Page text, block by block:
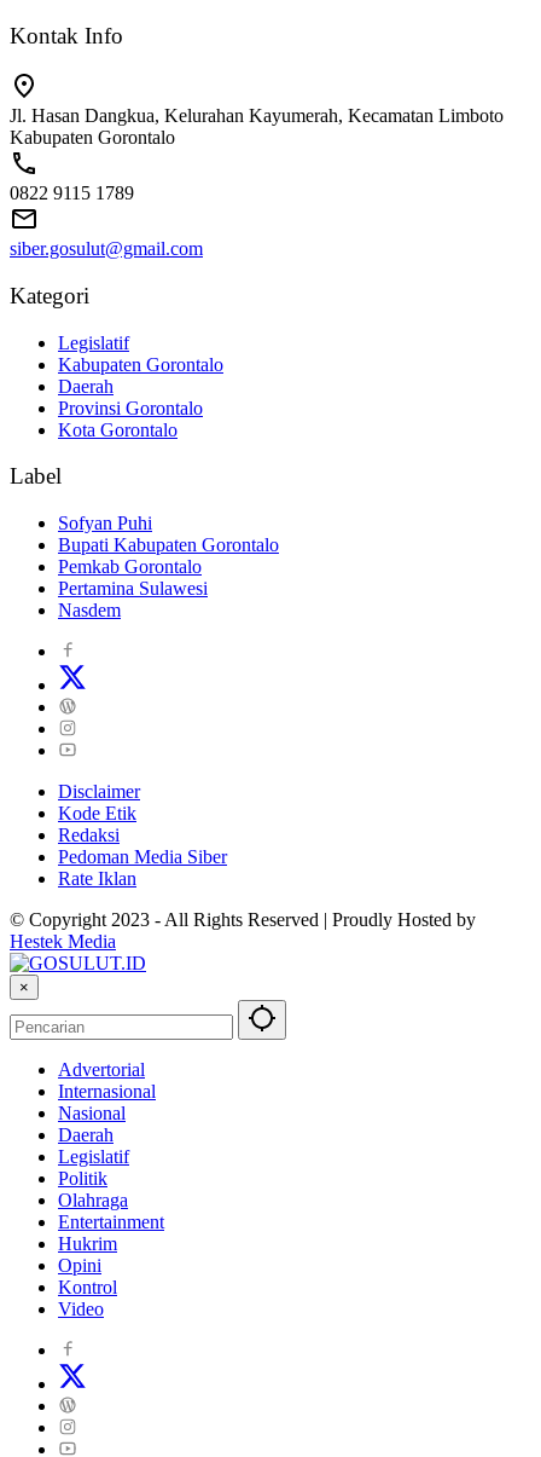
Kontak Info
Jl. Hasan Dangkua, Kelurahan Kayumerah, Kecamatan Limboto
Kabupaten Gorontalo
0822 9115 1789
siber.gosulut@gmail.com
Kategori
Legislatif
Kabupaten Gorontalo
Daerah
Provinsi Gorontalo
Kota Gorontalo
Label
Sofyan Puhi
Bupati Kabupaten Gorontalo
Pemkab Gorontalo
Pertamina Sulawesi
Nasdem
Disclaimer
Kode Etik
Redaksi
Pedoman Media Siber
Rate Iklan
© Copyright 2023 - All Rights Reserved | Proudly Hosted by
Hestek Media
×
Advertorial
Internasional
Nasional
Daerah
Legislatif
Politik
Olahraga
Entertainment
Hukrim
Opini
Kontrol
Video